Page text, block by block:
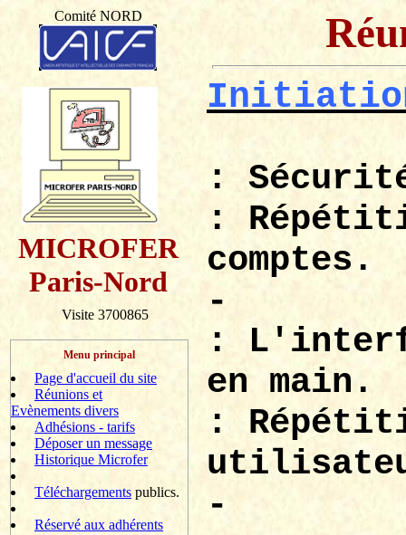
Comité NORD
MICROFER
Paris-Nord
Visite 3700865
Menu principal
Page d'accueil du site
Réunions et
Evènements divers
Adhésions - tarifs
Déposer un message
Historique Microfer
Téléchargements publics.
Réservé aux adhérents
Initiation
:
:
comptes.
-
:
en main.
:
-